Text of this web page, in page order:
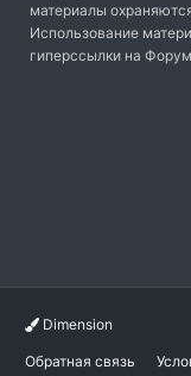
материалы
Использование
гиперссылки на
Dimension
Обратная связь